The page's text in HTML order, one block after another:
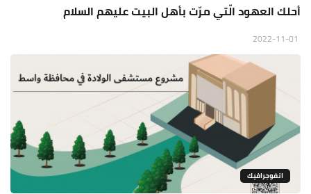
أحلك العهود الّتي مرّت بأهل البيت عليهم السلام
انفوجرافيك